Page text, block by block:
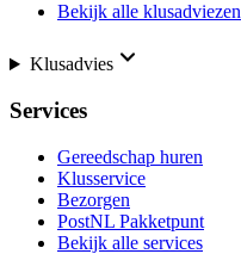
Bekijk alle klusadviezen
Klusadvies
Services
Gereedschap huren
Klusservice
Bezorgen
PostNL Pakketpunt
Bekijk alle services